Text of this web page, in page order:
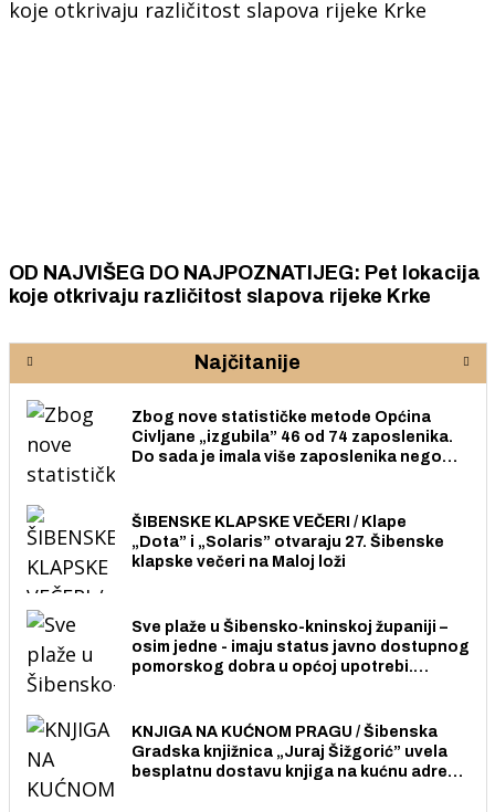
OD NAJVIŠEG DO NAJPOZNATIJEG: Pet lokacija
koje otkrivaju različitost slapova rijeke Krke
Najčitanije
Zbog nove statističke metode Općina
Civljane „izgubila” 46 od 74 zaposlenika.
Do sada je imala više zaposlenika nego
ŠIBENSKE KLAPSKE VEČERI / Klape
„Dota” i „Solaris” otvaraju 27. Šibenske
klapske večeri na Maloj loži
Sve plaže u Šibensko-kninskoj županiji –
osim jedne - imaju status javno dostupnog
pomorskog dobra u općoj upotrebi.
KNJIGA NA KUĆNOM PRAGU / Šibenska
Gradska knjižnica „Juraj Šižgorić” uvela
besplatnu dostavu knjiga na kućnu adresu